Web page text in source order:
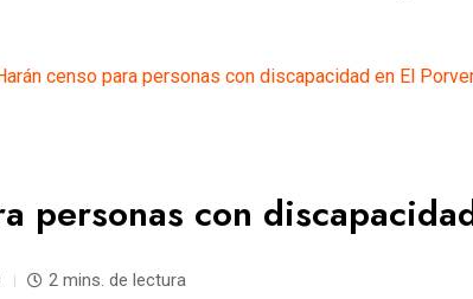
censo para personas con discapacidad en El
personas con
2 mins. de lectura